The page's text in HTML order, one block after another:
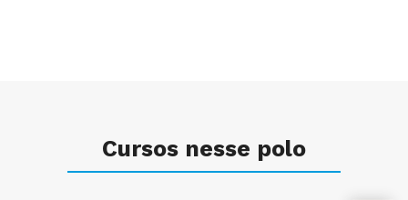
Cursos nesse polo